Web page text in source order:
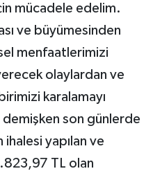
mücadele edelim.
ve büyümesinden
menfaatlerimizi
olaylardan ve
karalamayı
demişken son günlerde
yapılan ve
TL olan